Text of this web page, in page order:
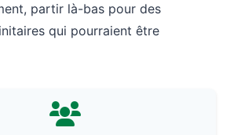
partir là-bas pour des
qui pourraient être